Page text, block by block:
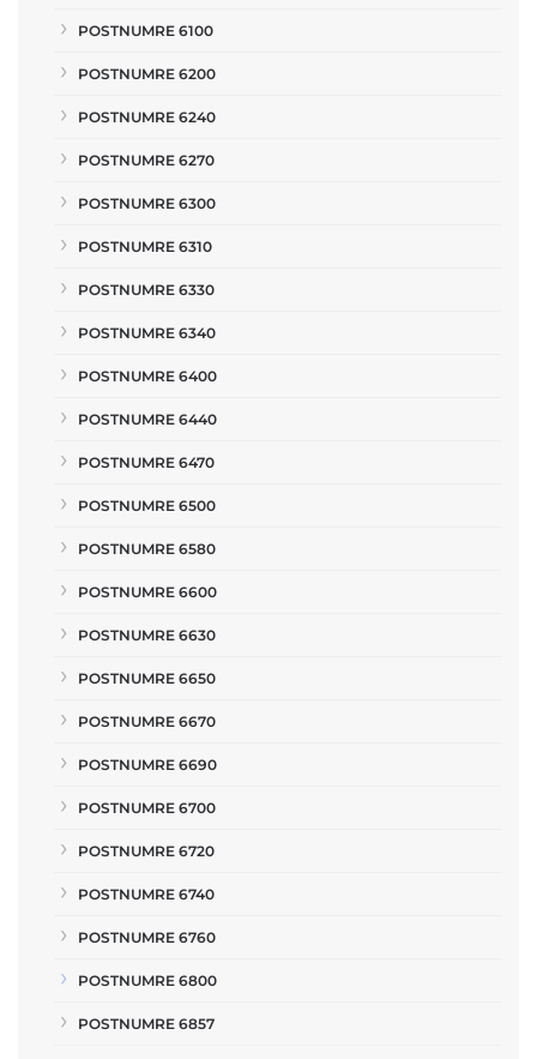
POSTNUMRE 6100
POSTNUMRE 6200
POSTNUMRE 6240
POSTNUMRE 6270
POSTNUMRE 6300
POSTNUMRE 6310
POSTNUMRE 6330
POSTNUMRE 6340
POSTNUMRE 6400
POSTNUMRE 6440
POSTNUMRE 6470
POSTNUMRE 6500
POSTNUMRE 6580
POSTNUMRE 6600
POSTNUMRE 6630
POSTNUMRE 6650
POSTNUMRE 6670
POSTNUMRE 6690
POSTNUMRE 6700
POSTNUMRE 6720
POSTNUMRE 6740
POSTNUMRE 6760
POSTNUMRE 6800
POSTNUMRE 6857